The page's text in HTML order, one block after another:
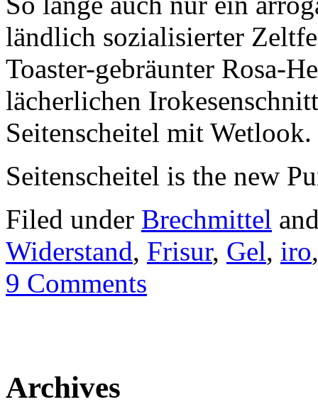
ländlich sozialisierter
Toaster-gebräunter Rosa-
lächerlichen
Seitenscheitel mit Wetlook.
Seitenscheitel is the new
Filed under Brechmittel
Widerstand, Frisur, Gel, iro
9 Comments
Archives